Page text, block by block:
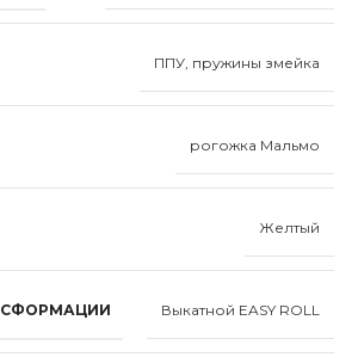
ППУ, пружины змейка
рогожка Мальмо
Желтый
Выкатной EASY ROLL